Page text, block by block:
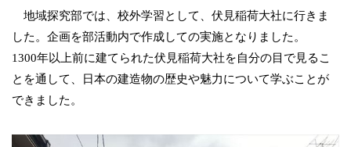
地域探究部では、校外学習として、伏見稲荷大社に行きま
した。企画を部活動内で作成しての実施となりました。
1300年以上前に建てられた伏見稲荷大社を自分の目で見るこ
とを通して、日本の建造物の歴史や魅力について学ぶことが
できました。